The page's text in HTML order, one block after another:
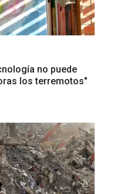
no puede
los terremotos"